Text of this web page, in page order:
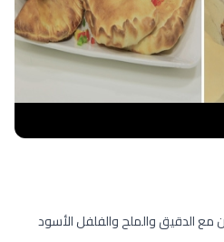
مع الدقيق والملح والفلفل الأسود